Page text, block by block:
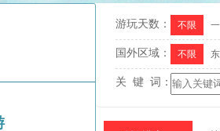
游玩天数： 不限
国外区域： 不限
关 键 词：